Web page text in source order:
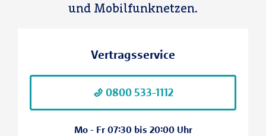
und Mobilfunknetzen.
Vertragsservice
0800 533-1112
Mo - Fr 07:30 bis 20:00 Uhr